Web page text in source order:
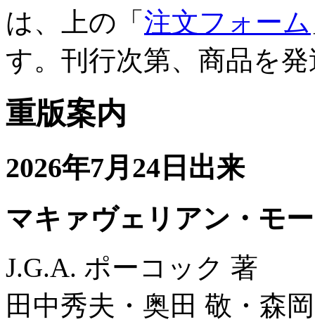
は、上の「 注文フォーム
す。刊行次第、商品を
重版案内
2026年7月24日出来
マキァヴェリアン・モ
J.G.A. ポーコック 著
田中秀夫・奥田 敬・森